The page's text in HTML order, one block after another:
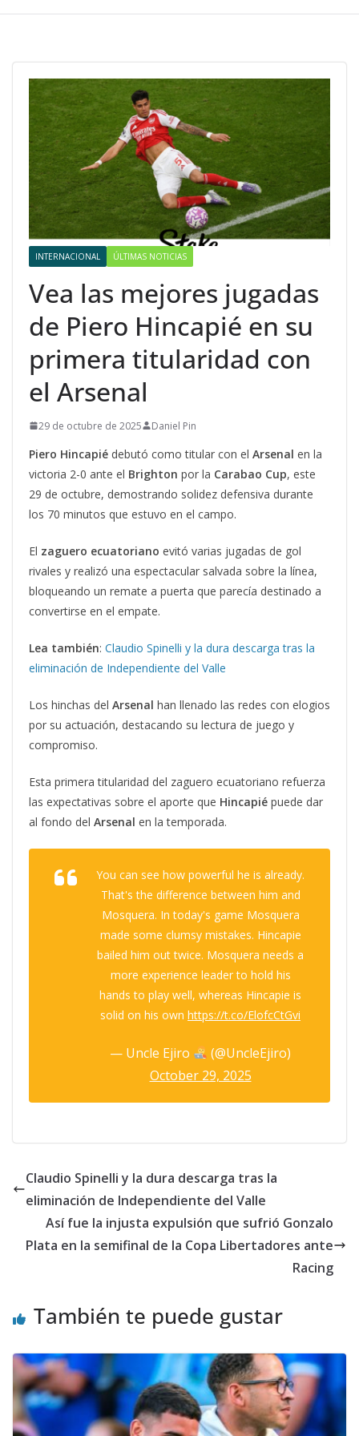
INTERNACIONAL ÚLTIMAS NOTICIAS
Vea las mejores jugadas
de Piero Hincapié en su
primera titularidad con
el Arsenal
29 de octubre de 2025 Daniel Pin
Piero Hincapié debutó como titular con el Arsenal en la
victoria 2-0 ante el Brighton por la Carabao Cup, este
29 de octubre, demostrando solidez defensiva durante
los 70 minutos que estuvo en el campo.
El zaguero ecuatoriano evitó varias jugadas de gol
rivales y realizó una espectacular salvada sobre la línea,
bloqueando un remate a puerta que parecía destinado a
convertirse en el empate.
Lea también: Claudio Spinelli y la dura descarga tras la
eliminación de Independiente del Valle
Los hinchas del Arsenal han llenado las redes con elogios
por su actuación, destacando su lectura de juego y
compromiso.
Esta primera titularidad del zaguero ecuatoriano refuerza
las expectativas sobre el aporte que Hincapié puede dar
al fondo del Arsenal en la temporada.
You can see how powerful he is already.
That's the difference between him and
Mosquera. In today's game Mosquera
made some clumsy mistakes. Hincapie
bailed him out twice. Mosquera needs a
more experience leader to hold his
hands to play well, whereas Hincapie is
solid on his own https://t.co/ElofcCtGvi
— Uncle Ejiro
(@UncleEjiro)
October 29, 2025
Claudio Spinelli y la dura descarga tras la
eliminación de Independiente del Valle
Así fue la injusta expulsión que sufrió Gonzalo
Plata en la semifinal de la Copa Libertadores ante
Racing
También te puede gustar